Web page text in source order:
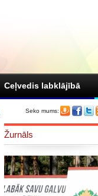
Ceļvedis labklājībā
Seko mums:
Žurnāls